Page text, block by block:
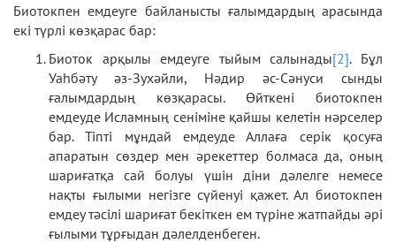
Биотокпен емдеуге байланысты ғалымдардың арасында
екі түрлі көзқарас бар:
Биоток арқылы емдеуге тыйым салынады[2]. Бұл
Уаһбәту әз-Зухәйли, Нәдир әс-Сәнуси сынды
ғалымдардың көзқарасы. Өйткені биотокпен
емдеуде Исламның сеніміне қайшы келетін нәрселер
бар. Тіпті мұндай емдеуде Аллаға серік қосуға
апаратын сөздер мен әрекеттер болмаса да, оның
шариғатқа сай болуы үшін діни дәлелге немесе
нақты ғылыми негізге сүйенуі қажет. Ал биотокпен
емдеу тәсілі шариғат бекіткен ем түріне жатпайды әрі
ғылыми тұрғыдан дәлелденбеген.